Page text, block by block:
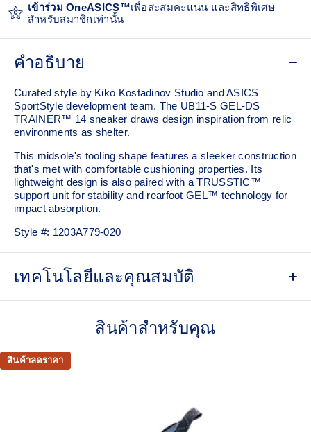
เข้าร่วม OneASICS™เพื่อสะสมคะแนน และสิทธิพิเศษ
สำหรับสมาชิกเท่านั้น
คำอธิบาย
Curated style by Kiko Kostadinov Studio and ASICS
SportStyle development team. The UB11-S GEL-DS
TRAINER™ 14 sneaker draws design inspiration from relic
environments as shelter.
This midsole's tooling shape features a sleeker construction
that's met with comfortable cushioning properties. Its
lightweight design is also paired with a TRUSSTIC™
support unit for stability and rearfoot GEL™ technology for
impact absorption.
Style #: 1203A779-020
เทคโนโลยีและคุณสมบัติ
Synthetic leather base
Rearfoot GEL™ technology
Improves impact absorption
สินค้าสำหรับคุณ
สินค้าลดราคา